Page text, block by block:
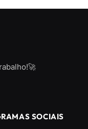
SOCIAIS